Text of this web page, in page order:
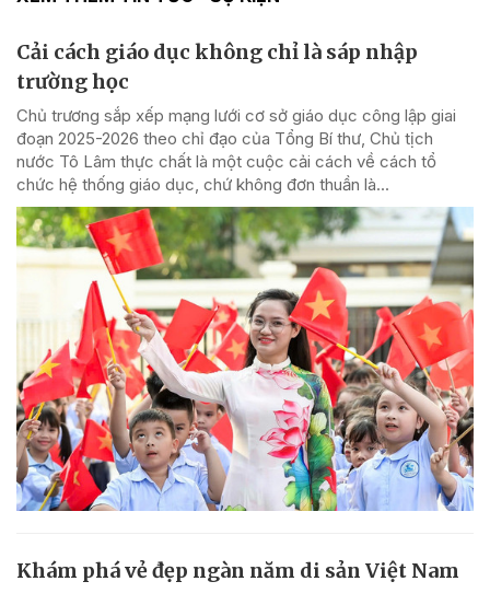
Cải cách giáo dục không chỉ là sáp nhập
trường học
Chủ trương sắp xếp mạng lưới cơ sở giáo dục công lập giai
đoạn 2025-2026 theo chỉ đạo của Tổng Bí thư, Chủ tịch
nước Tô Lâm thực chất là một cuộc cải cách về cách tổ
chức hệ thống giáo dục, chứ không đơn thuần là...
Khám phá vẻ đẹp ngàn năm di sản Việt Nam